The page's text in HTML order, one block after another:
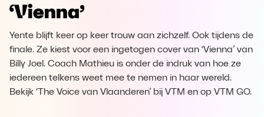
Opera
‘Vienna’
Yente blijft keer op keer trouw aan zichzelf. Ook tijdens de
finale. Ze kiest voor een ingetogen cover van ‘Vienna’ van
Billy Joel. Coach Mathieu is onder de indruk van hoe ze
iedereen telkens weet mee te nemen in haar wereld.
Bekijk ‘The Voice van Vlaanderen’ bij VTM en op VTM GO.